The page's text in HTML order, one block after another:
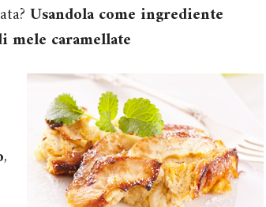
Usandola come ingrediente
mele caramellate
,